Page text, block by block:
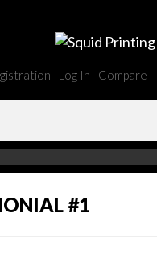
Log In Compare
#1